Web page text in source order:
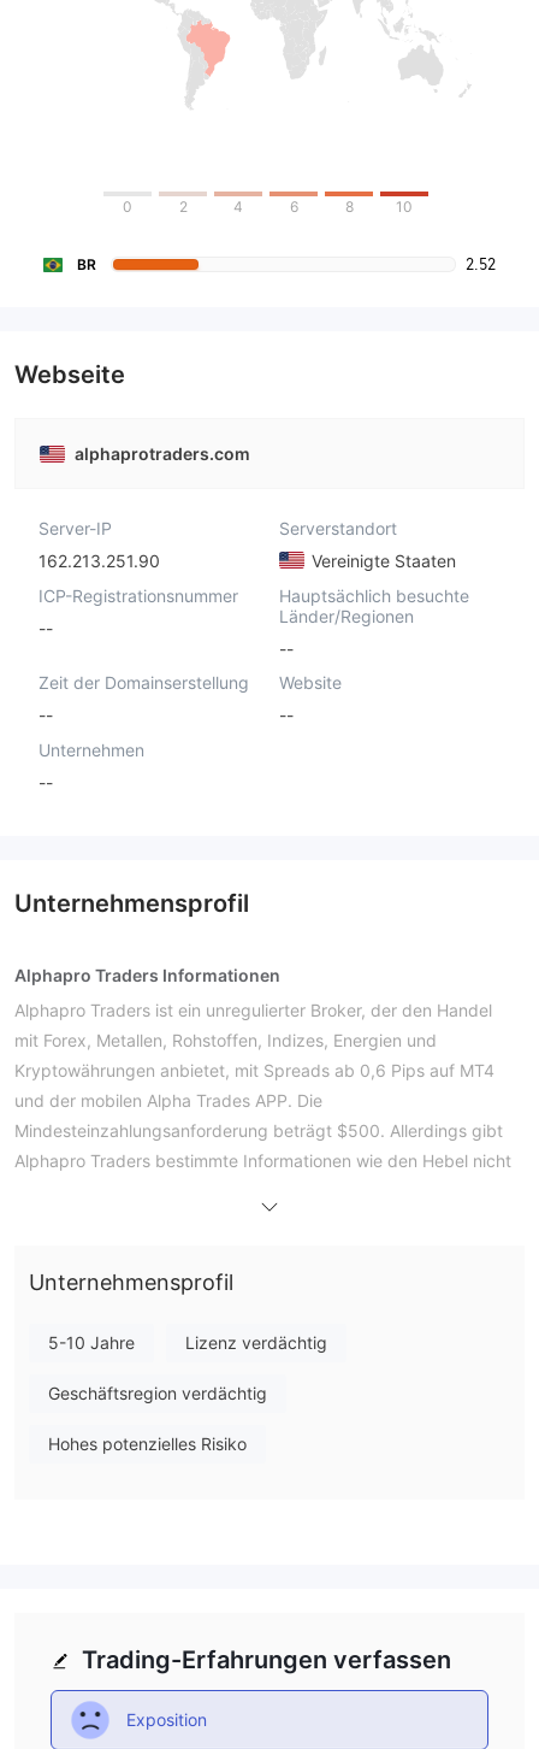
0 2 4 6 8 10
BR 2.52
Webseite
alphaprotraders.com
Server-IP
162.213.251.90
Serverstandort
Vereinigte Staaten
ICP-Registrationsnummer
--
Hauptsächlich besuchte
Länder/Regionen
--
Zeit der Domainserstellung
--
Website
--
Unternehmen
--
Unternehmensprofil
Alphapro Traders Informationen
Alphapro Traders ist ein unregulierter Broker, der den Handel
mit Forex, Metallen, Rohstoffen, Indizes, Energien und
Kryptowährungen anbietet, mit Spreads ab 0,6 Pips auf MT4
und der mobilen Alpha Trades APP. Die
Mindesteinzahlungsanforderung beträgt $500. Allerdings gibt
Alphapro Traders bestimmte Informationen wie den Hebel nicht
Nein. Alphapro Traders hat derzeit
Was kann ich bei Alphapro Traders handeln?
Alphapro Traders bietet den Handel mit Forex, Metallen,
Alphapro Traders akzeptiert Zahlungen von Neteller, Skrill,
Bitcoin, Mastercard, Banküberweisung und Paypal.
Unternehmensprofil
5-10 Jahre Lizenz verdächtig
Geschäftsregion verdächtig
Hohes potenzielles Risiko
Trading-Erfahrungen verfassen
Exposition